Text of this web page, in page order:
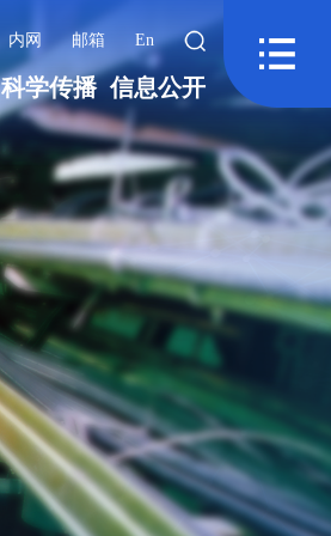
内网 邮箱 En
科学传播 信息公开